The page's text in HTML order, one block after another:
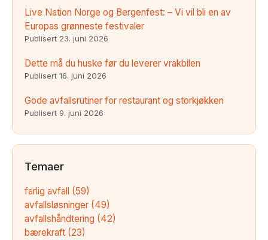
Live Nation Norge og Bergenfest: – Vi vil bli en av
Europas grønneste festivaler
Publisert 23. juni 2026
Dette må du huske før du leverer vrakbilen
Publisert 16. juni 2026
Gode avfallsrutiner for restaurant og storkjøkken
Publisert 9. juni 2026
Temaer
farlig avfall (59)
avfallsløsninger (49)
avfallshåndtering (42)
bærekraft (23)